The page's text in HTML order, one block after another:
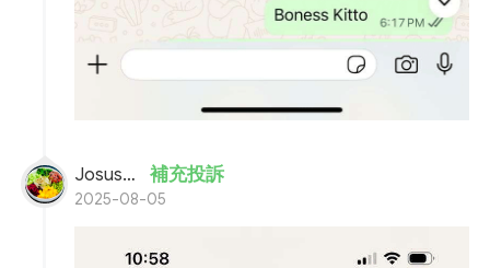
Josusteve 補充投訴
2025-08-05